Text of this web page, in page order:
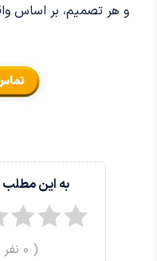
و هر تصمیم، بر اساس
به این
(
0